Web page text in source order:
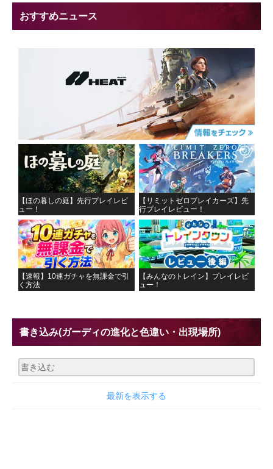
おすすめニュース
【ほの暮しの庭】先行プレイレビ
ュー！
【リミットゼロブレイカーズ】先
行プレイレビュー！
【速報】10連ガチャを無課金で引
く方法
【みんなのトレイン】プレイレビ
ュー！
書き込み(ガーディの進化と色違い・出現場所)
最新を表示する